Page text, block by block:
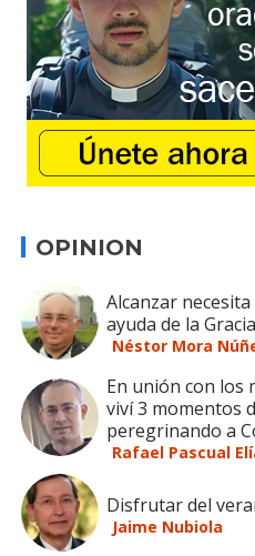
OPINION
Alcanzar
ayuda de la Gracia
Néstor Mora
En unión con los
viví 3 momentos
peregrinando a
Rafael Pascual
Disfrutar del
Jaime Nubiola